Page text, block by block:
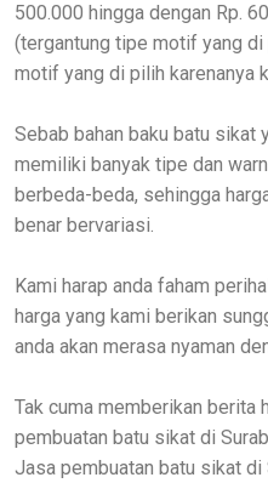
500.000 hingga dengan Rp.
(tergantung tipe motif yang
motif yang di pilih karenanya
Sebab bahan baku batu sikat
memiliki banyak tipe dan
berbeda-beda, sehingga
benar bervariasi.
Kami harap anda faham
harga yang kami berikan
anda akan merasa nyaman
Tak cuma memberikan berita
pembuatan batu sikat di
Jasa pembuatan batu sikat di